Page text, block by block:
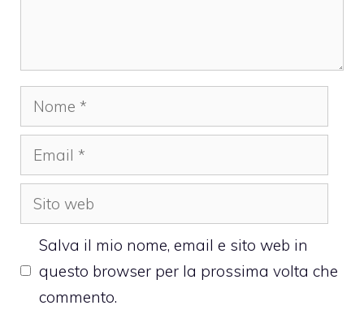
Nome
Email
Sito
web
Salva il mio nome, email e sito web in
questo browser per la prossima volta che
commento.